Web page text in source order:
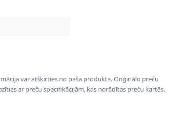
var atšķirties no paša produkta. Oriģinālo preču
ar preču specifikācijām, kas norādītas preču kartēs.